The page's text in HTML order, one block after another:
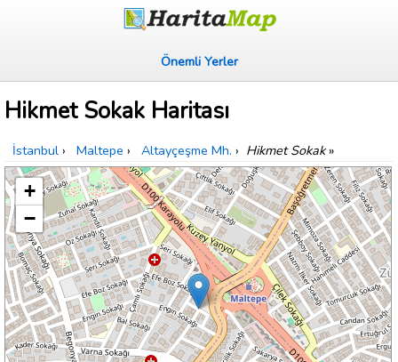
Önemli Yerler
Hikmet Sokak Haritası
İstanbul › Maltepe › Altayçeşme Mh. › Hikmet Sokak»
+
−